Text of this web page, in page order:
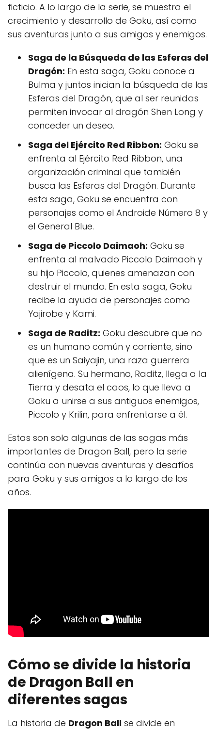
ficticio. A lo largo de la serie, se muestra el
crecimiento y desarrollo de Goku, así como
sus aventuras junto a sus amigos y enemigos.
Saga de la Búsqueda de las Esferas del
Dragón: En esta saga, Goku conoce a
Bulma y juntos inician la búsqueda de las
Esferas del Dragón, que al ser reunidas
permiten invocar al dragón Shen Long y
conceder un deseo.
Saga del Ejército Red Ribbon: Goku se
enfrenta al Ejército Red Ribbon, una
organización criminal que también
busca las Esferas del Dragón. Durante
esta saga, Goku se encuentra con
personajes como el Androide Número 8 y
el General Blue.
Saga de Piccolo Daimaoh: Goku se
enfrenta al malvado Piccolo Daimaoh y
su hijo Piccolo, quienes amenazan con
destruir el mundo. En esta saga, Goku
recibe la ayuda de personajes como
Yajirobe y Kami.
Saga de Raditz: Goku descubre que no
es un humano común y corriente, sino
que es un Saiyajin, una raza guerrera
alienígena. Su hermano, Raditz, llega a la
Tierra y desata el caos, lo que lleva a
Goku a unirse a sus antiguos enemigos,
Piccolo y Krilin, para enfrentarse a él.
Estas son solo algunas de las sagas más
importantes de Dragon Ball, pero la serie
continúa con nuevas aventuras y desafíos
para Goku y sus amigos a lo largo de los
años.
Cómo se divide la historia
de Dragon Ball en
diferentes sagas
La historia de Dragon Ball se divide en